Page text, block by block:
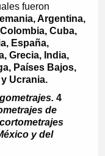
fueron
Argentina,
Cuba,
España,
Grecia, India,
Países Bajos,
Ucrania.
4
de
y del